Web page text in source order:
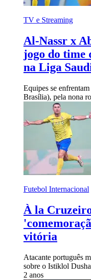
TV e Streaming
Al-Nassr x
jogo do time
na Liga
Equipes se
Brasília), pela nona
Futebol Internacional
À la
vitória
Atacante português
sobre o Istiklol
2 anos